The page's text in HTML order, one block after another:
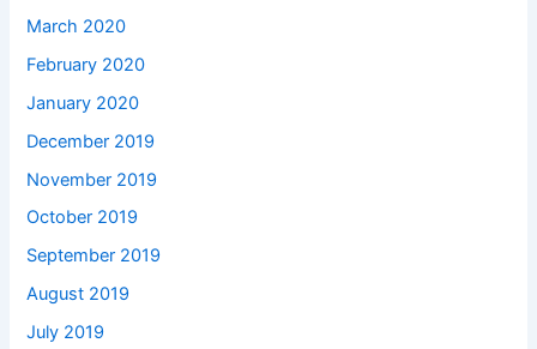
March 2020
February 2020
January 2020
December 2019
November 2019
October 2019
September 2019
August 2019
July 2019